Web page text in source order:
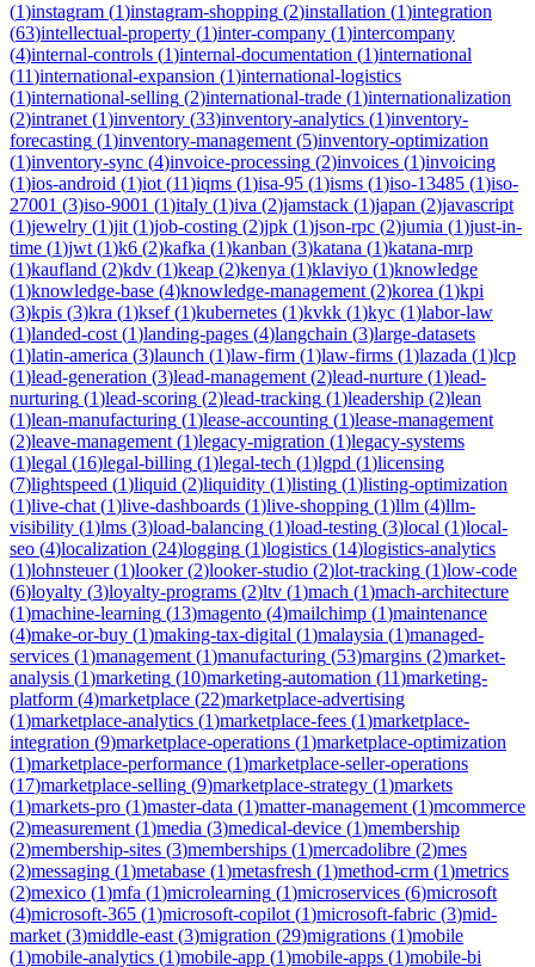
(1)instagram (1)instagram-shopping (2)installation (1)integration
(63)intellectual-property (1)inter-company (1)intercompany
(4)internal-controls (1)internal-documentation (1)international
(11)international-expansion (1)international-logistics
(1)international-selling (2)international-trade (1)internationalization
(2)intranet (1)inventory (33)inventory-analytics (1)inventory-
forecasting (1)inventory-management (5)inventory-optimization
(1)inventory-sync (4)invoice-processing (2)invoices (1)invoicing
(1)ios-android (1)iot (11)iqms (1)isa-95 (1)isms (1)iso-13485 (1)iso-
27001 (3)iso-9001 (1)italy (1)iva (2)jamstack (1)japan (2)javascript
(1)jewelry (1)jit (1)job-costing (2)jpk (1)json-rpc (2)jumia (1)just-in-
time (1)jwt (1)k6 (2)kafka (1)kanban (3)katana (1)katana-mrp
(1)kaufland (2)kdv (1)keap (2)kenya (1)klaviyo (1)knowledge
(1)knowledge-base (4)knowledge-management (2)korea (1)kpi
(3)kpis (3)kra (1)ksef(1)kubernetes (1)kvkk (1)kyc (1)labor-law
(1)landed-cost (1)landing-pages (4)langchain (3)large-datasets
(1)latin-america (3)launch (1)law-firm (1)law-firms (1)lazada (1)lcp
(1)lead-generation (3)lead-management (2)lead-nurture (1)lead-
nurturing (1)lead-scoring (2)lead-tracking (1)leadership (2)lean
(1)lean-manufacturing (1)lease-accounting (1)lease-management
(2)leave-management (1)legacy-migration (1)legacy-systems
(1)legal (16)legal-billing (1)legal-tech (1)lgpd (1)licensing
(7)lightspeed (1)liquid (2)liquidity (1)listing (1)listing-optimization
(1)live-chat (1)live-dashboards (1)live-shopping (1)llm (4)llm-
visibility (1)lms (3)load-balancing (1)load-testing (3)local (1)local-
seo (4)localization (24)logging (1)logistics (14)logistics-analytics
(1)lohnsteuer(1)looker(2)looker-studio (2)lot-tracking (1)low-code
(6)loyalty (3)loyalty-programs (2)ltv (1)mach (1)mach-architecture
(1)machine-learning (13)magento (4)mailchimp (1)maintenance
(4)make-or-buy (1)making-tax-digital (1)malaysia (1)managed-
services (1)management (1)manufacturing (53)margins (2)market-
analysis (1)marketing (10)marketing-automation (11)marketing-
platform (4)marketplace (22)marketplace-advertising
(1)marketplace-analytics (1)marketplace-fees (1)marketplace-
integration (9)marketplace-operations (1)marketplace-optimization
(1)marketplace-performance (1)marketplace-seller-operations
(17)marketplace-selling (9)marketplace-strategy (1)markets
(1)markets-pro (1)master-data (1)matter-management (1)mcommerce
(2)measurement (1)media (3)medical-device (1)membership
(2)membership-sites (3)memberships (1)mercadolibre (2)mes
(2)messaging (1)metabase (1)metasfresh (1)method-crm (1)metrics
(2)mexico (1)mfa (1)microlearning (1)microservices (6)microsoft
(4)microsoft-365 (1)microsoft-copilot (1)microsoft-fabric (3)mid-
market (3)middle-east (3)migration (29)migrations (1)mobile
(1)mobile-analytics (1)mobile-app (1)mobile-apps (1)mobile-bi